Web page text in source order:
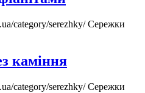
category/serezhky/Сережки
каміння
category/serezhky/Сережки